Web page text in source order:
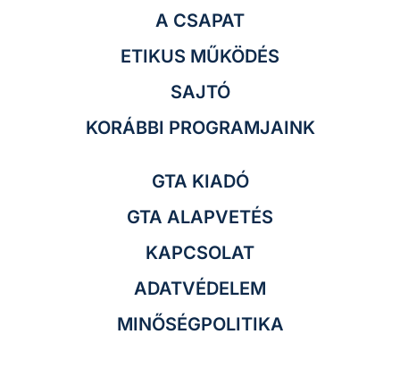
A CSAPAT
ETIKUS MŰKÖDÉS
SAJTÓ
KORÁBBI PROGRAMJAINK
GTA KIADÓ
GTA ALAPVETÉS
KAPCSOLAT
ADATVÉDELEM
MINŐSÉGPOLITIKA